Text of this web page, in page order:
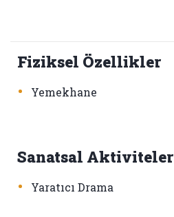
Fiziksel Özellikler
• Yemekhane
Sanatsal Aktiviteler
• Yaratıcı Drama